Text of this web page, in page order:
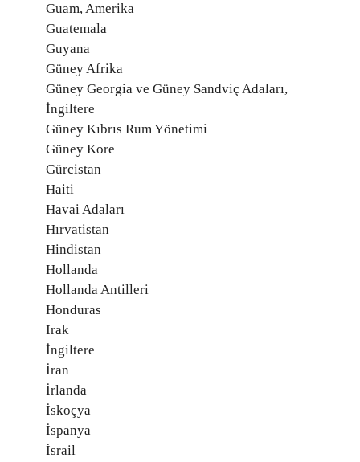
Guam, Amerika
Guatemala
Guyana
Güney Afrika
Güney Georgia ve Güney Sandviç Adaları,
İngiltere
Güney Kıbrıs Rum Yönetimi
Güney Kore
Gürcistan
Haiti
Havai Adaları
Hırvatistan
Hindistan
Hollanda
Hollanda Antilleri
Honduras
Irak
İngiltere
İran
İrlanda
İskoçya
İspanya
İsrail